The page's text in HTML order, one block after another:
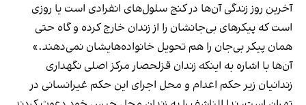
آخرین روز زندگی آن‌ها در کنج سلول‌های انفرادی است یا روزی‌
است که پیکرهای بی‌جانشان را از زندان خارج کرده و گاه حتی
همان پیکر بی‌جان را هم تحویل خانواده‌هایشان نمی‌دهند.»
آن‌ها با اشاره به اینکه زندان قزلحصار مرکز اصلی نگهداری
زندانیان زیر حکم اعدام و محل اجرای این حکم غیرانسانی در